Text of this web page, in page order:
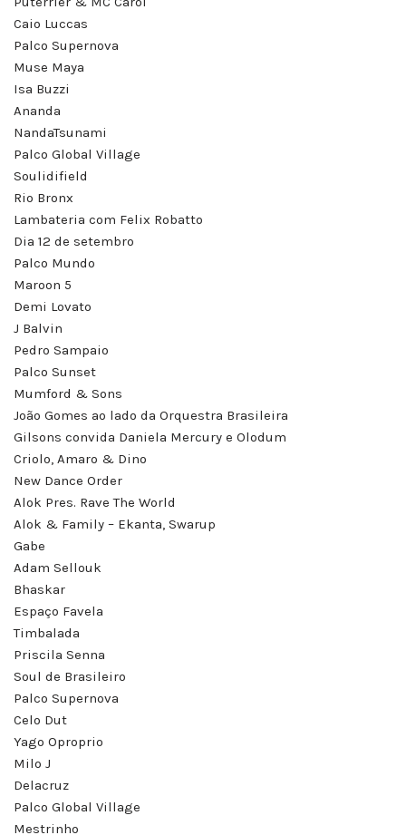
Caio Luccas
Palco Supernova
Muse Maya
Isa Buzzi
Ananda
NandaTsunami
Palco Global Village
Soulidifield
Rio Bronx
Lambateria com Felix Robatto
Dia 12 de setembro
Palco Mundo
Maroon 5
Demi Lovato
J Balvin
Pedro Sampaio
Palco Sunset
Mumford & Sons
João Gomes ao lado da Orquestra Brasileira
Gilsons convida Daniela Mercury e Olodum
Criolo, Amaro & Dino
New Dance Order
Alok Pres. Rave The World
Alok & Family – Ekanta, Swarup
Gabe
Adam Sellouk
Bhaskar
Espaço Favela
Timbalada
Priscila Senna
Soul de Brasileiro
Palco Supernova
Celo Dut
Yago Oproprio
Milo J
Delacruz
Palco Global Village
Mestrinho